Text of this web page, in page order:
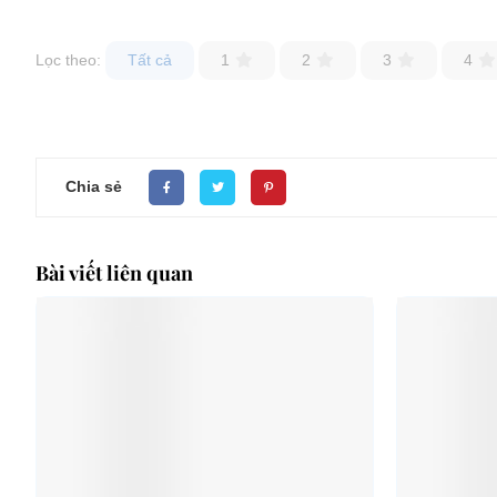
Lọc theo: Tất cả 1 2 3 4
Chia sẻ
Bài viết liên quan